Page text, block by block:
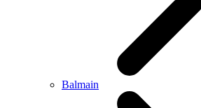
Balmain